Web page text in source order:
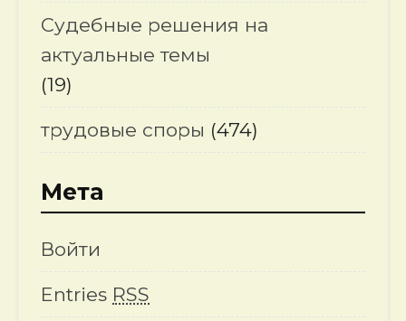
Судебные решения на
актуальные темы
(19)
трудовые споры (474)
Мета
Войти
Entries RSS